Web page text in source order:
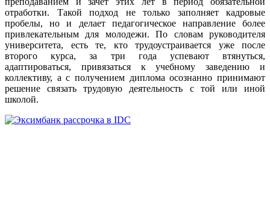
отработки. Такой подход не только заполняет кадровые
пробелы, но и делает педагогическое направление более
привлекательным для молодежи. По словам руководителя
университета, есть те, кто трудоустраивается уже после
второго курса, за три года успевают втянуться,
адаптироваться, привязаться к учебному заведению и
коллективу, а с получением диплома осознанно принимают
решение связать трудовую деятельность с той или иной
школой.